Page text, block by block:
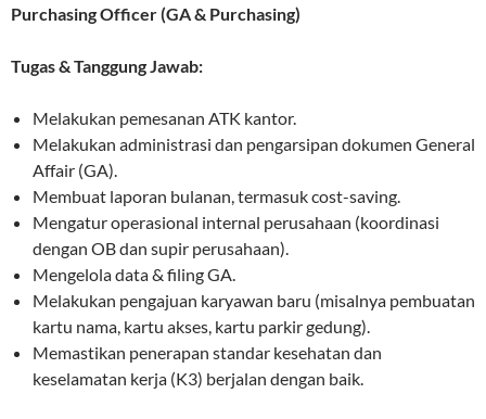
Purchasing Officer (GA & Purchasing)
Tugas & Tanggung Jawab:
Melakukan pemesanan ATK kantor.
Melakukan administrasi dan pengarsipan dokumen General
Affair (GA).
Membuat laporan bulanan, termasuk cost-saving.
Mengatur operasional internal perusahaan (koordinasi
dengan OB dan supir perusahaan).
Mengelola data & filing GA.
Melakukan pengajuan karyawan baru (misalnya pembuatan
kartu nama, kartu akses, kartu parkir gedung).
Memastikan penerapan standar kesehatan dan
keselamatan kerja (K3) berjalan dengan baik.